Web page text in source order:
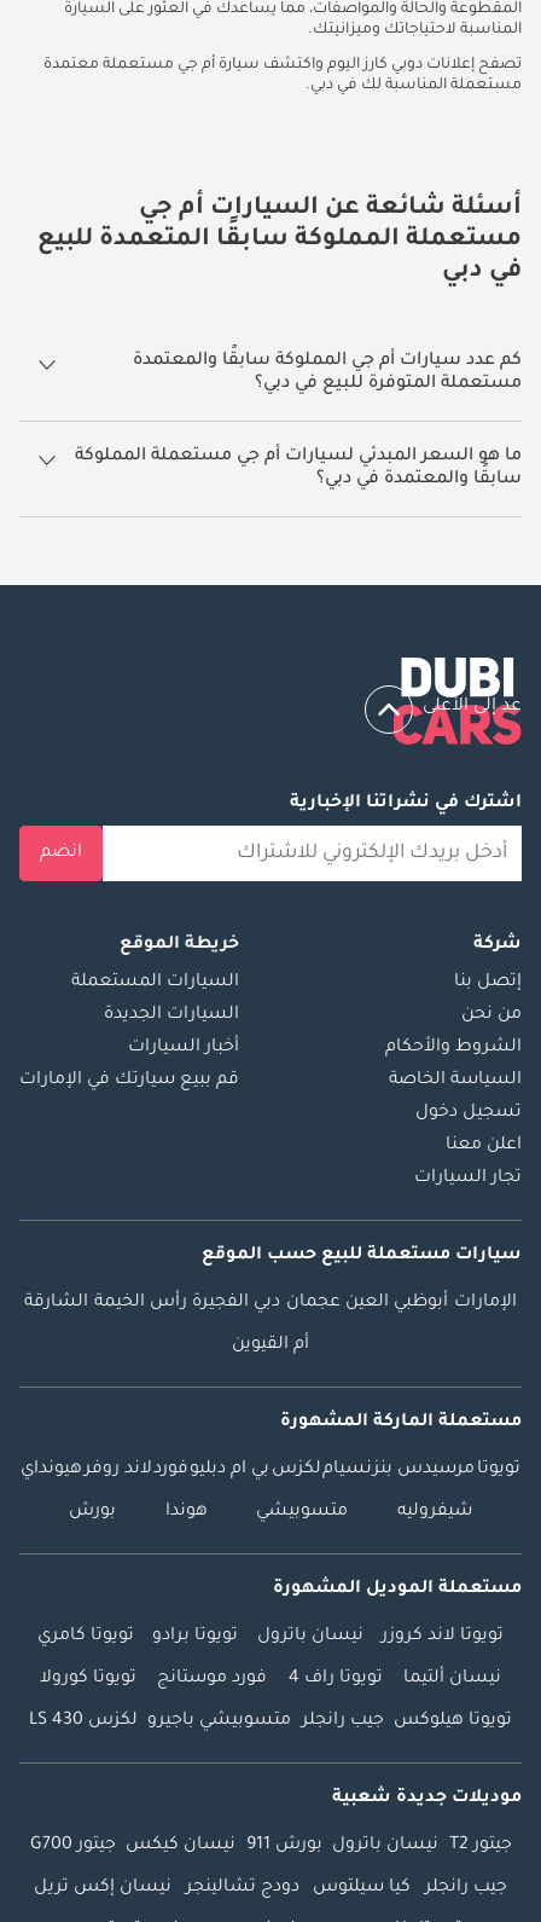
المقطوعة والحالة والمواصفات، مما يساعدك في العثور على السيارة
المناسبة لاحتياجاتك وميزانيتك.
تصفح إعلانات دوبي كارز اليوم واكتشف سيارة أم جي مستعملة معتمدة
مستعملة المناسبة لك في دبي.
أسئلة شائعة عن السيارات أم جي
مستعملة المملوكة سابقًا المتعمدة للبيع
في دبي
كم عدد سيارات أم جي المملوكة سابقًا والمعتمدة
مستعملة المتوفرة للبيع في دبي؟
يوجد 7 سيارات أم جي مملوكة سابقًا ومعتمدة مستعملة متوفرة للبيع في
دبي.
ما هو السعر المبدئي لسيارات أم جي مستعملة المملوكة
سابقًا والمعتمدة في دبي؟
يبدأ سعر سيارات أم جي مستعملة المملوكة سابقًا والمعتمدة في دبي من
عد إلى الأعلى
اشترك في نشراتنا الإخبارية
انضم
شركة
إتصل بنا
من نحن
الشروط والأحكام
السياسة الخاصة
تسجيل دخول
اعلن معنا
تجار السيارات
خريطة الموقع
السيارات المستعملة
السيارات الجديدة
أخبار السيارات
قم ببيع سيارتك في الإمارات
سيارات مستعملة للبيع حسب الموقع
الإمارات أبوظبي العين عجمان دبي الفجيرة رأس الخيمة الشارقة
أم القيوين
مستعملة الماركة المشهورة
تويوتا مرسيدس بنزنسياملكزس بي ام دبليوفوردلاند روفرهيونداي
شيفروليه متسوبيشي هوندا بورش
مستعملة الموديل المشهورة
تويوتا لاند كروزر نيسان باترول تويوتا برادو تويوتا كامري
نيسان ألتيما تويوتا راف 4 فورد موستانج تويوتا كورولا
تويوتا هيلوكس جيب رانجلر متسوبيشي باجيرو لكزس LS 430
موديلات جديدة شعبية
جيتور T2 نيسان باترول بورش 911 نيسان كيكس جيتور G700
جيب رانجلر كيا سيلتوس دودج تشالينجر نيسان إكس تريل